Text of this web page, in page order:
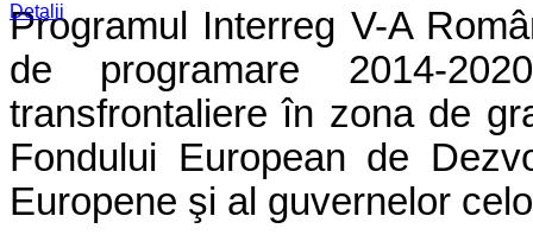
Detalii
Programul Interreg V-A
de programare 2014-
transfrontaliere în zona de
Fondului European de
Europene şi al guvernelor